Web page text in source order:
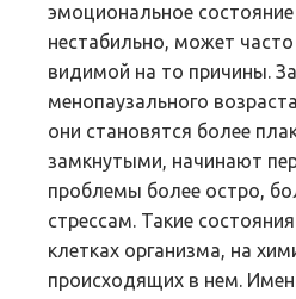
эмоциональное
нестабильно, может часто
видимой на то причины.
менопаузального
они становятся более
замкнутыми, начинают
проблемы более остро,
стрессам. Такие
клетках организма, на
происходящих в нем.